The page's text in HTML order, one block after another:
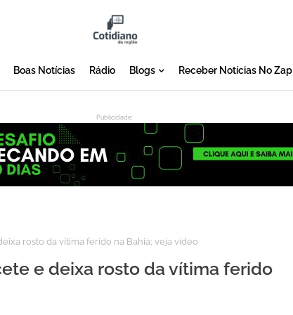
Boas Notícias Rádio Blogs Receber Notícias No Zap
Publicidade:
:
rosto da vítima ferido na Bahia; veja vídeo
e deixa rosto da vítima ferido